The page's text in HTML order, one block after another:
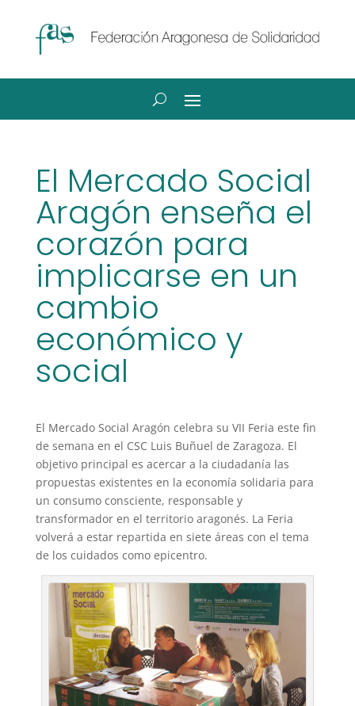
El Mercado Social
Aragón enseña el
corazón para
implicarse en un
cambio
económico y
social
El Mercado Social Aragón celebra su VII Feria este fin
de semana en el CSC Luis Buñuel de Zaragoza. El
objetivo principal es acercar a la ciudadanía las
propuestas existentes en la economía solidaria para
un consumo consciente, responsable y
transformador en el territorio aragonés. La Feria
volverá a estar repartida en siete áreas con el tema
de los cuidados como epicentro.